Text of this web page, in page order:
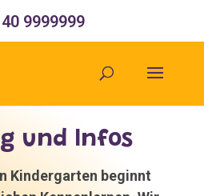
9999999
und Infos
Kindergarten beginnt